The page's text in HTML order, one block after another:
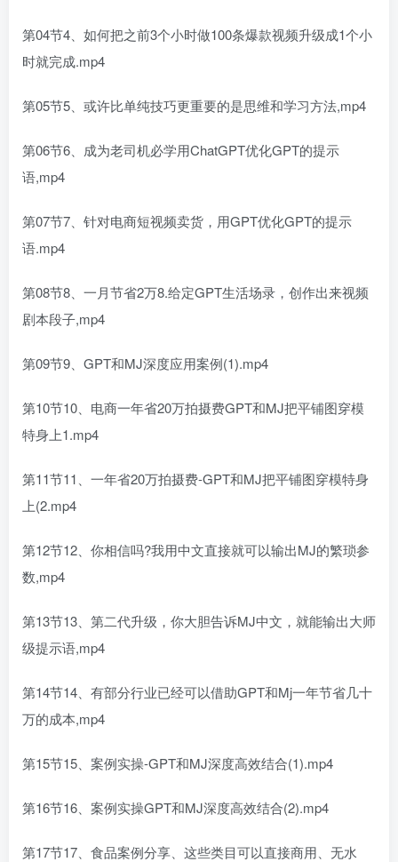
第04节4、如何把之前3个小时做100条爆款视频升级成1个小
时就完成.mp4
第05节5、或许比单纯技巧更重要的是思维和学习方法,mp4
第06节6、成为老司机必学用ChatGPT优化GPT的提示
语,mp4
第07节7、针对电商短视频卖货，用GPT优化GPT的提示
语.mp4
第08节8、一月节省2万8.给定GPT生活场录，创作出来视频
剧本段子,mp4
第09节9、GPT和MJ深度应用案例(1).mp4
第10节10、电商一年省20万拍摄费GPT和MJ把平铺图穿模
特身上1.mp4
第11节11、一年省20万拍摄费-GPT和MJ把平铺图穿模特身
上(2.mp4
第12节12、你相信吗?我用中文直接就可以输出MJ的繁琐参
数,mp4
第13节13、第二代升级，你大胆告诉MJ中文，就能输出大师
级提示语,mp4
第14节14、有部分行业已经可以借助GPT和Mj一年节省几十
万的成本,mp4
第15节15、案例实操-GPT和MJ深度高效结合(1).mp4
第16节16、案例实操GPT和MJ深度高效结合(2).mp4
第17节17、食品案例分享、这些类目可以直接商用、无水